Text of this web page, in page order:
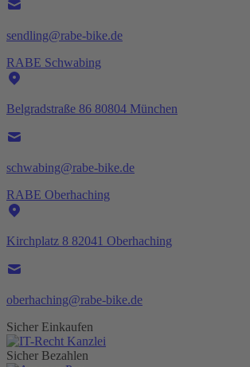
sendling@rabe-bike.de
RABE Schwabing
Belgradstraße 86 80804 München
schwabing@rabe-bike.de
RABE Oberhaching
Kirchplatz 8 82041 Oberhaching
oberhaching@rabe-bike.de
Sicher Einkaufen
Sicher Bezahlen